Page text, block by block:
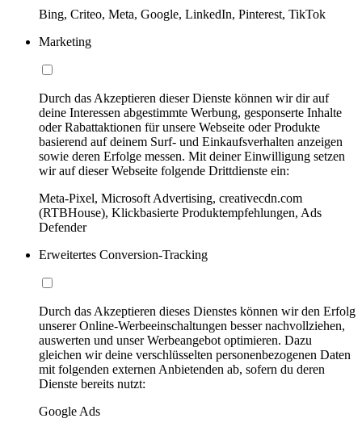
Bing, Criteo, Meta, Google, LinkedIn, Pinterest, TikTok
Marketing
Durch das Akzeptieren dieser Dienste können wir dir auf
deine Interessen abgestimmte Werbung, gesponserte Inhalte
oder Rabattaktionen für unsere Webseite oder Produkte
basierend auf deinem Surf- und Einkaufsverhalten anzeigen
sowie deren Erfolge messen. Mit deiner Einwilligung setzen
wir auf dieser Webseite folgende Drittdienste ein:
Meta-Pixel, Microsoft Advertising, creativecdn.com
(RTBHouse), Klickbasierte Produktempfehlungen, Ads
Defender
Erweitertes Conversion-Tracking
Durch das Akzeptieren dieses Dienstes können wir den Erfolg
unserer Online-Werbeeinschaltungen besser nachvollziehen,
auswerten und unser Werbeangebot optimieren. Dazu
gleichen wir deine verschlüsselten personenbezogenen Daten
mit folgenden externen Anbietenden ab, sofern du deren
Dienste bereits nutzt:
Google Ads